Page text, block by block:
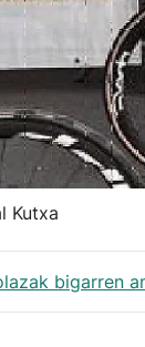
Kutxa
bigarren